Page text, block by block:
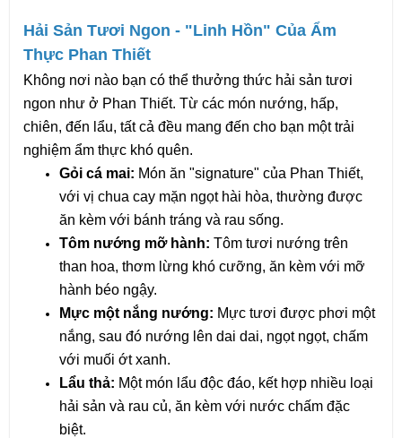
Hải Sản Tươi Ngon - "Linh Hồn" Của Ẩm
Thực Phan Thiết
Không nơi nào bạn có thể thưởng thức hải sản tươi
ngon như ở Phan Thiết. Từ các món nướng, hấp,
chiên, đến lẩu, tất cả đều mang đến cho bạn một trải
nghiệm ẩm thực khó quên.
Gỏi cá mai: Món ăn "signature" của Phan Thiết,
với vị chua cay mặn ngọt hài hòa, thường được
ăn kèm với bánh tráng và rau sống.
Tôm nướng mỡ hành: Tôm tươi nướng trên
than hoa, thơm lừng khó cưỡng, ăn kèm với mỡ
hành béo ngậy.
Mực một nắng nướng: Mực tươi được phơi một
nắng, sau đó nướng lên dai dai, ngọt ngọt, chấm
với muối ớt xanh.
Lẩu thả: Một món lẩu độc đáo, kết hợp nhiều loại
hải sản và rau củ, ăn kèm với nước chấm đặc
biệt.